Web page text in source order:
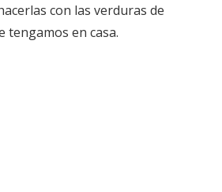
con las verduras de
tengamos en casa.